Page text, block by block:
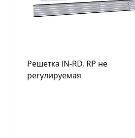
Решетка IN-RD, RP не
регулируемая